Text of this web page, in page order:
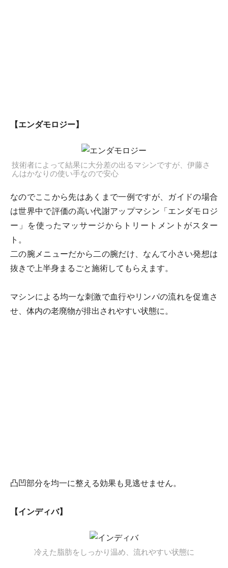
【エンダモロジー】
技術者によって結果に大分差の出るマシンですが、伊藤さ
んはかなりの使い手なので安心
なのでここから先はあくまで一例ですが、ガイドの場合
は世界中で評価の高い代謝アップマシン「エンダモロジ
ー」を使ったマッサージからトリートメントがスター
ト。
二の腕メニューだから二の腕だけ、なんて小さい発想は
抜きで上半身まるごと施術してもらえます。
マシンによる均一な刺激で血行やリンパの流れを促進さ
せ、体内の老廃物が排出されやすい状態に。
凸凹部分を均一に整える効果も見逃せません。
【インディバ】
冷えた脂肪をしっかり温め、流れやすい状態に